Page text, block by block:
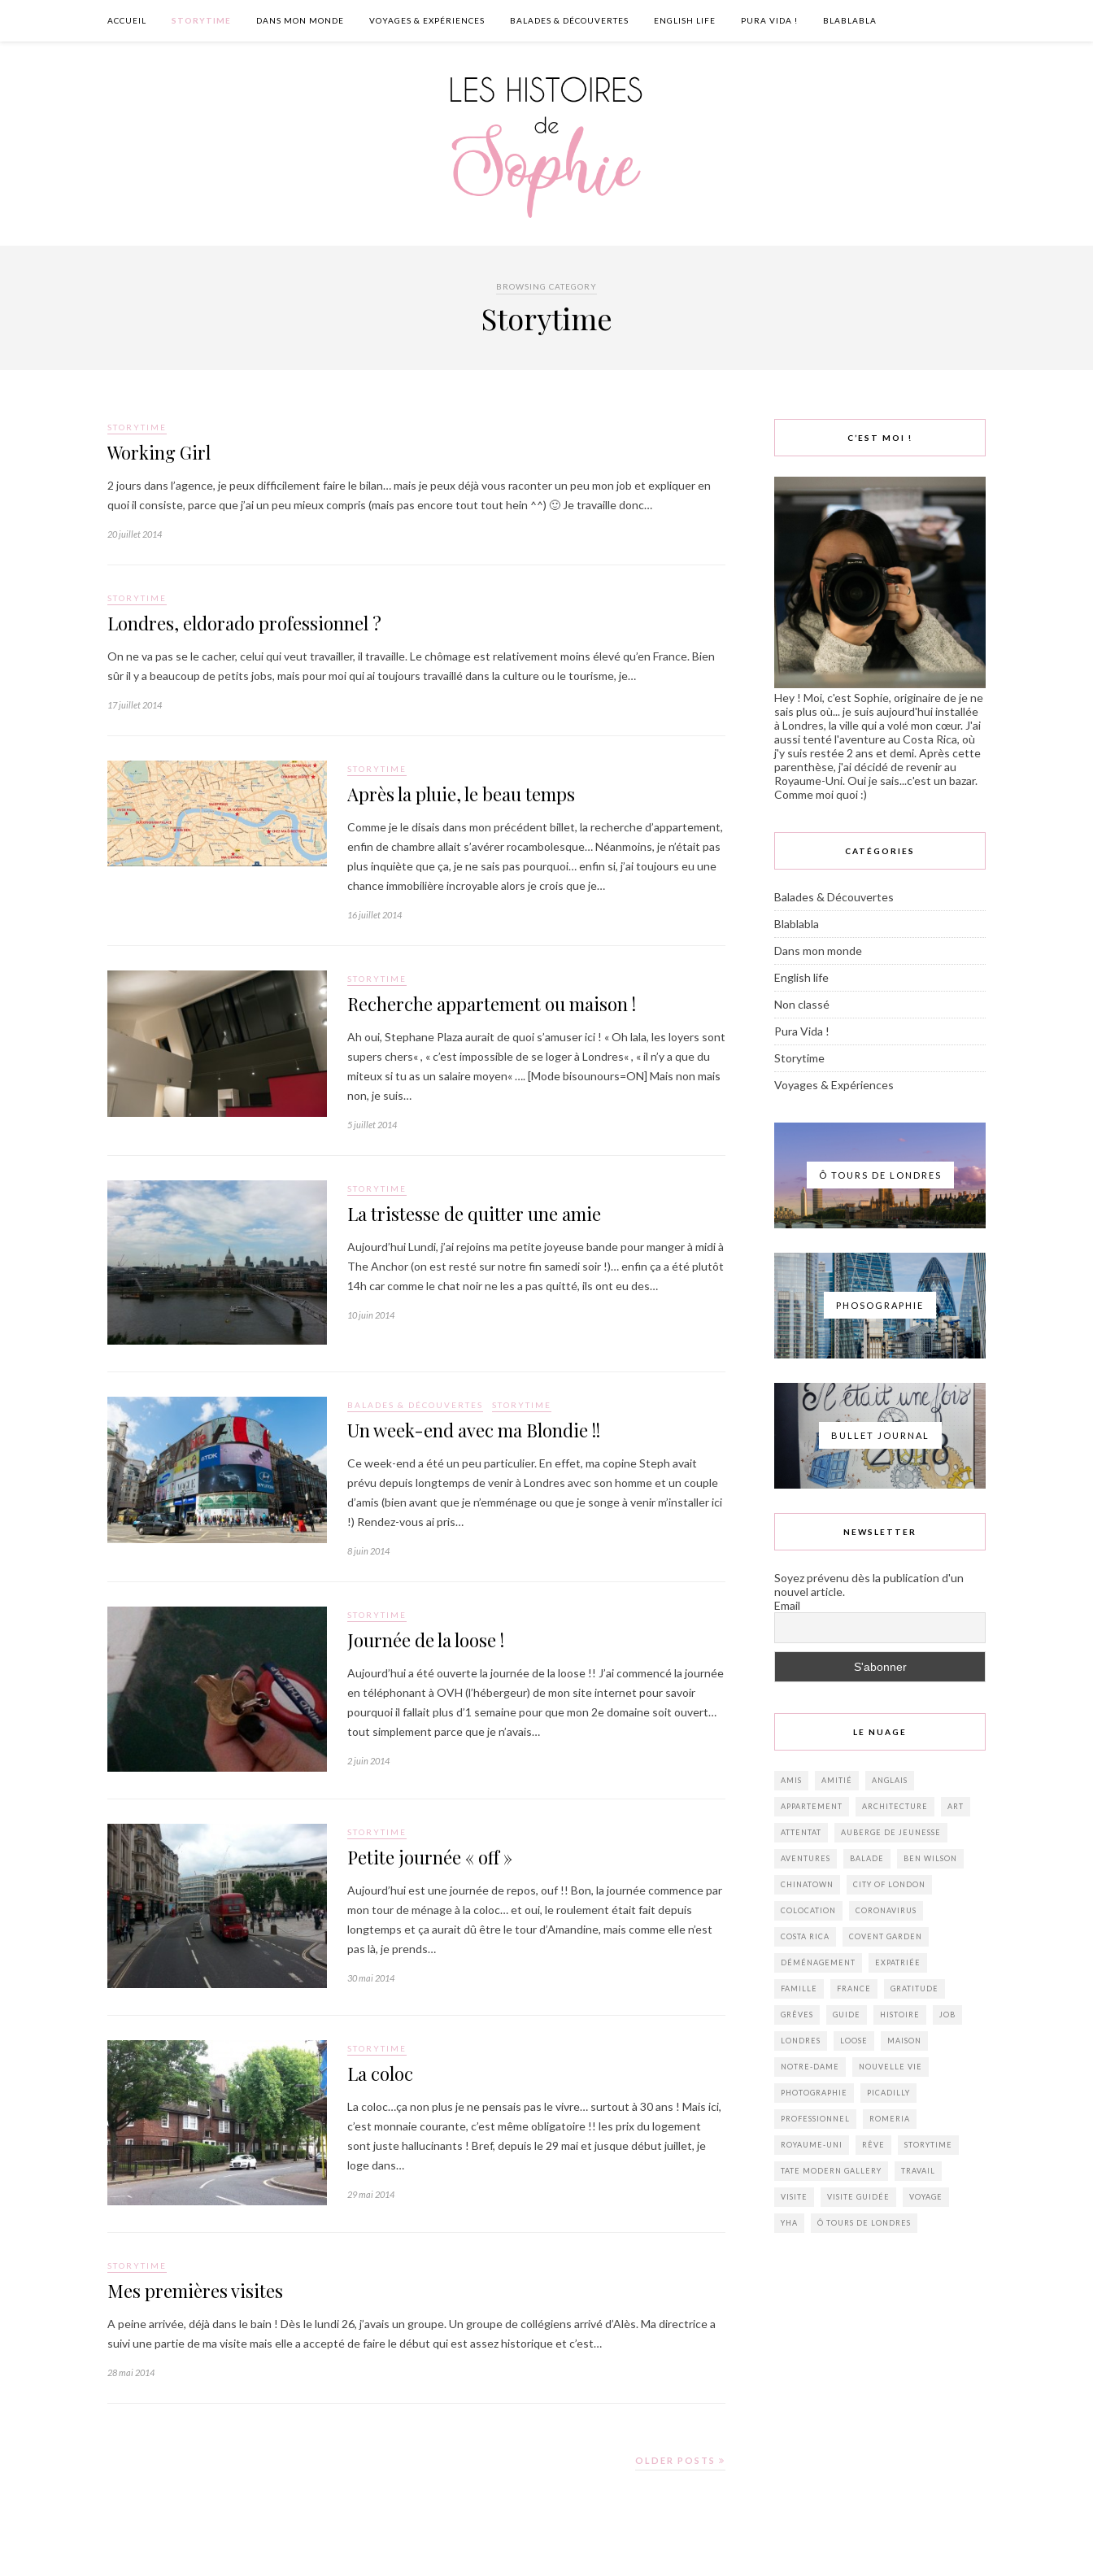
ACCUEIL STORYTIME DANS MON MONDE VOYAGES & EXPÉRIENCES BALADES & DÉCOUVERTES ENGLISH LIFE PURA VIDA ! BLABLABLA
BROWSING CATEGORY
Storytime
STORYTIME
Working Girl
2 jours dans l’agence, je peux difficilement faire le bilan… mais je peux déjà vous raconter un peu mon job et expliquer en
quoi il consiste, parce que j’ai un peu mieux compris (mais pas encore tout tout hein ^^) 🙂 Je travaille donc…
20 juillet 2014
STORYTIME
Londres, eldorado professionnel ?
On ne va pas se le cacher, celui qui veut travailler, il travaille. Le chômage est relativement moins élevé qu’en France. Bien
sûr il y a beaucoup de petits jobs, mais pour moi qui ai toujours travaillé dans la culture ou le tourisme, je…
17 juillet 2014
STORYTIME
Après la pluie, le beau temps
Comme je le disais dans mon précédent billet, la recherche d’appartement,
enfin de chambre allait s’avérer rocambolesque… Néanmoins, je n’était pas
plus inquiète que ça, je ne sais pas pourquoi… enfin si, j’ai toujours eu une
chance immobilière incroyable alors je crois que je…
16 juillet 2014
STORYTIME
Recherche appartement ou maison !
Ah oui, Stephane Plaza aurait de quoi s’amuser ici ! « Oh lala, les loyers sont
supers chers« , « c’est impossible de se loger à Londres« , « il n’y a que du
miteux si tu as un salaire moyen« …. [Mode bisounours=ON] Mais non mais
non, je suis…
5 juillet 2014
STORYTIME
La tristesse de quitter une amie
Aujourd’hui Lundi, j’ai rejoins ma petite joyeuse bande pour manger à midi à
The Anchor (on est resté sur notre fin samedi soir !)… enfin ça a été plutôt
14h car comme le chat noir ne les a pas quitté, ils ont eu des…
10 juin 2014
BALADES & DÉCOUVERTES STORYTIME
Un week-end avec ma Blondie !!
Ce week-end a été un peu particulier. En effet, ma copine Steph avait
prévu depuis longtemps de venir à Londres avec son homme et un couple
d’amis (bien avant que je n’emménage ou que je songe à venir m’installer ici
!) Rendez-vous ai pris…
8 juin 2014
STORYTIME
Journée de la loose !
Aujourd’hui a été ouverte la journée de la loose !! J’ai commencé la journée
en téléphonant à OVH (l’hébergeur) de mon site internet pour savoir
pourquoi il fallait plus d’1 semaine pour que mon 2e domaine soit ouvert…
tout simplement parce que je n’avais…
2 juin 2014
STORYTIME
Petite journée « off »
Aujourd’hui est une journée de repos, ouf !! Bon, la journée commence par
mon tour de ménage à la coloc… et oui, le roulement était fait depuis
longtemps et ça aurait dû être le tour d’Amandine, mais comme elle n’est
pas là, je prends…
30 mai 2014
STORYTIME
La coloc
La coloc…ça non plus je ne pensais pas le vivre… surtout à 30 ans ! Mais ici,
c’est monnaie courante, c’est même obligatoire !! les prix du logement
sont juste hallucinants ! Bref, depuis le 29 mai et jusque début juillet, je
loge dans…
29 mai 2014
STORYTIME
Mes premières visites
A peine arrivée, déjà dans le bain ! Dès le lundi 26, j’avais un groupe. Un groupe de collégiens arrivé d’Alès. Ma directrice a
suivi une partie de ma visite mais elle a accepté de faire le début qui est assez historique et c’est…
28 mai 2014
OLDER POSTS
C’EST MOI !
Hey ! Moi, c'est Sophie, originaire de je ne
sais plus où... je suis aujourd'hui installée
à Londres, la ville qui a volé mon cœur. J'ai
aussi tenté l'aventure au Costa Rica, où
j'y suis restée 2 ans et demi. Après cette
parenthèse, j'ai décidé de revenir au
Royaume-Uni. Oui je sais...c'est un bazar.
Comme moi quoi :)
CATÉGORIES
Balades & Découvertes
Blablabla
Dans mon monde
English life
Non classé
Pura Vida !
Storytime
Voyages & Expériences
Ô TOURS DE LONDRES
PHOSOGRAPHIE
BULLET JOURNAL
NEWSLETTER
Soyez prévenu dès la publication d'un
nouvel article.
Email
LE NUAGE
AMIS AMITIÉ ANGLAIS
APPARTEMENT ARCHITECTURE ART
ATTENTAT AUBERGE DE JEUNESSE
AVENTURES BALADE BEN WILSON
CHINATOWN CITY OF LONDON
COLOCATION CORONAVIRUS
COSTA RICA COVENT GARDEN
DÉMÉNAGEMENT EXPATRIÉE
FAMILLE FRANCE GRATITUDE
GRÊVES GUIDE HISTOIRE JOB
LONDRES LOOSE MAISON
NOTRE-DAME NOUVELLE VIE
PHOTOGRAPHIE PICADILLY
PROFESSIONNEL ROMERIA
ROYAUME-UNI RÊVE STORYTIME
TATE MODERN GALLERY TRAVAIL
VISITE VISITE GUIDÉE VOYAGE
YHA Ô TOURS DE LONDRES